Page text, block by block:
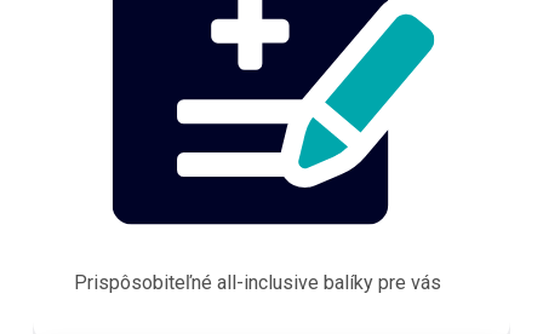
Prispôsobiteľné all-inclusive balíky pre vás